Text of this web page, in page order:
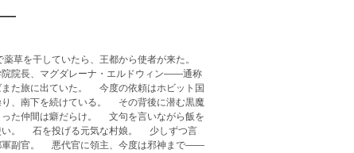
度の依頼はホビット国
、南下を続けている。 その背後に潜む黒魔
い。 石を投げる元気な村娘。 少しずつ言
邪神まで——